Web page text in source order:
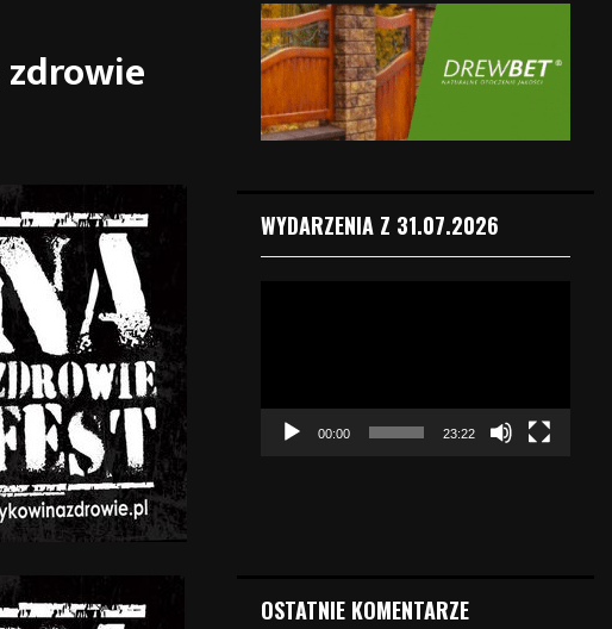
WYDARZENIA Z 31.07.2026
e
00:00 23:22
OSTATNIE KOMENTARZE